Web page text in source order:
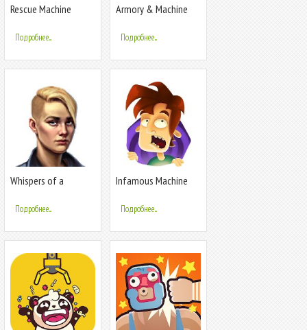
Rescue Machine
Подробнее...
Armory & Machine
Подробнее...
Whispers of a
Подробнее...
Infamous Machine
Подробнее...